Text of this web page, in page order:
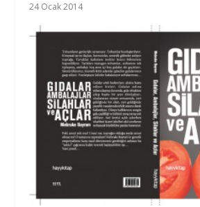
24 Ocak 2014